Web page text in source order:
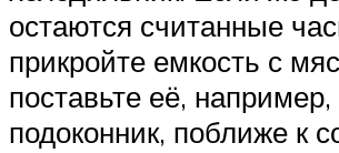
остаются считанные
прикройте емкость с
поставьте её, например,
подоконник, поближе к